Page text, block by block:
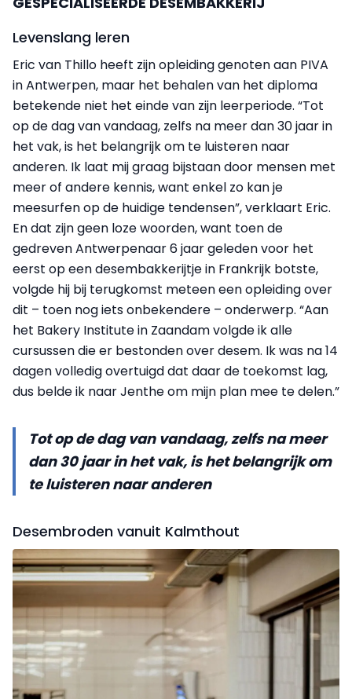
Levenslang leren
Eric van Thillo heeft zijn opleiding genoten aan PIVA
in Antwerpen, maar het behalen van het diploma
betekende niet het einde van zijn leerperiode. “Tot
op de dag van vandaag, zelfs na meer dan 30 jaar in
het vak, is het belangrijk om te luisteren naar
anderen. Ik laat mij graag bijstaan door mensen met
meer of andere kennis, want enkel zo kan je
meesurfen op de huidige tendensen”, verklaart Eric.
En dat zijn geen loze woorden, want toen de
gedreven Antwerpenaar 6 jaar geleden voor het
eerst op een desembakkerijtje in Frankrijk botste,
volgde hij bij terugkomst meteen een opleiding over
dit – toen nog iets onbekendere – onderwerp. “Aan
het Bakery Institute in Zaandam volgde ik alle
cursussen die er bestonden over desem. Ik was na 14
dagen volledig overtuigd dat daar de toekomst lag,
dus belde ik naar Jenthe om mijn plan mee te delen.”
Tot op de dag van vandaag, zelfs na meer
dan 30 jaar in het vak, is het belangrijk om
te luisteren naar anderen
Desembroden vanuit Kalmthout